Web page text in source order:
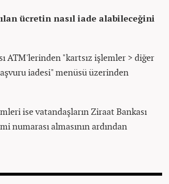
ücretin nasıl iade alabileceğini
ATM'lerinden "kartsız işlemler > diğer
iadesi" menüsü üzerinden
ise vatandaşların Ziraat Bankası
numarası almasının ardından